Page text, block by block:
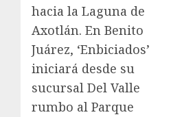
hacia la Laguna de
Axotlán. En Benito
Juárez, ‘Enbiciados’
iniciará desde su
sucursal Del Valle
rumbo al Parque